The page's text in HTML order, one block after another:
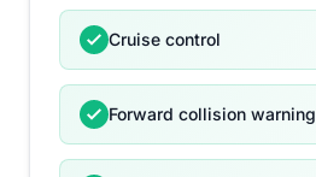
Cruise control
Forward collision warning